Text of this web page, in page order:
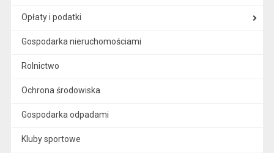
Opłaty i podatki
Gospodarka nieruchomościami
Rolnictwo
Ochrona środowiska
Gospodarka odpadami
Kluby sportowe